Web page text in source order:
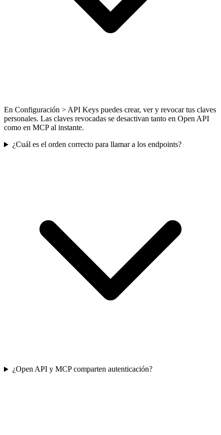
En Configuración > API Keys puedes crear, ver y revocar tus claves
personales. Las claves revocadas se desactivan tanto en Open API
como en MCP al instante.
¿Cuál es el orden correcto para llamar a los endpoints?
¿Open API y MCP comparten autenticación?